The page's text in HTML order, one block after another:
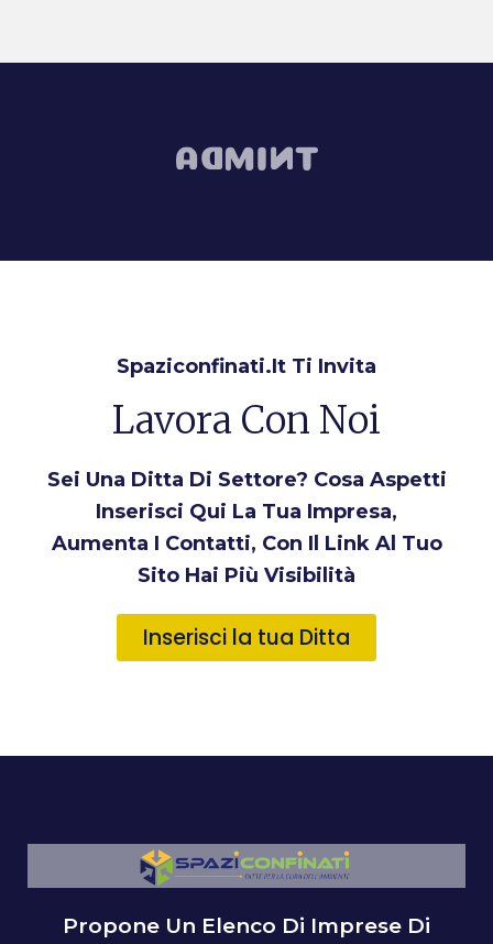
Spaziconfinati.it Ti Invita
Lavora Con Noi
Sei Una Ditta Di Settore? Cosa Aspetti
Inserisci Qui La Tua Impresa,
Aumenta I Contatti, Con Il Link Al Tuo
Sito Hai Più Visibilità
Inserisci la tua Ditta
Propone Un Elenco Di Imprese Di